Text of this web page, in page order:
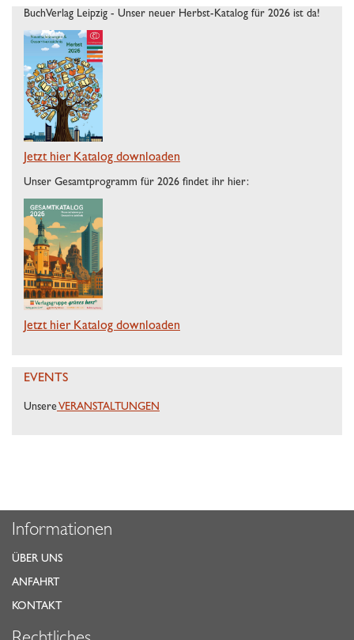
BuchVerlag Leipzig - Unser neuer Herbst-Katalog für 2026 ist da!
Jetzt hier Katalog downloaden
Unser Gesamtprogramm für 2026 findet ihr hier:
Jetzt hier Katalog downloaden
EVENTS
Unsere VERANSTALTUNGEN
Informationen
ÜBER UNS
ANFAHRT
KONTAKT